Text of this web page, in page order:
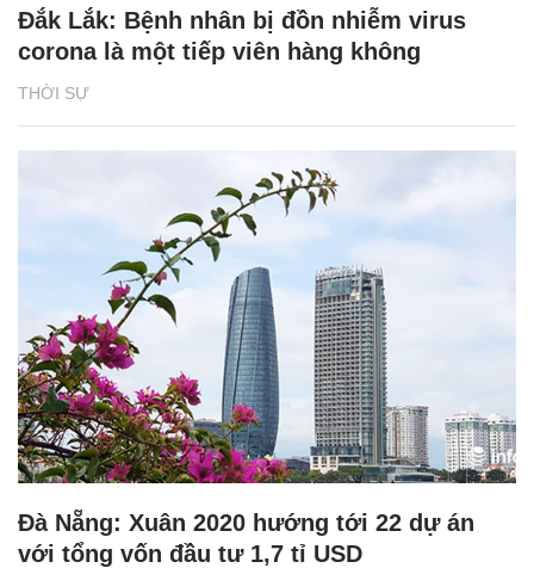
THỜI SỰ
Đắk Lắk: Bệnh nhân bị đồn nhiễm virus
corona là một tiếp viên hàng không
Đà Nẵng: Xuân 2020 hướng tới 22 dự án
với tổng vốn đầu tư 1,7 tỉ USD